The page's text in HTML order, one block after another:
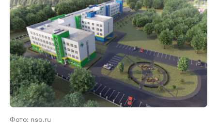
Фото: nso.ru